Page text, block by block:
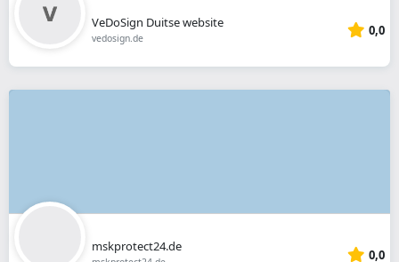
VeDoSign Duitse website
vedosign.de 0,0
mskprotect24.de
0,0